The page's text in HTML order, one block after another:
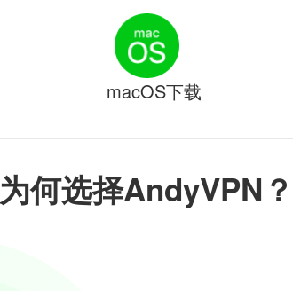
为何选择AndyVPN？
macOS下载